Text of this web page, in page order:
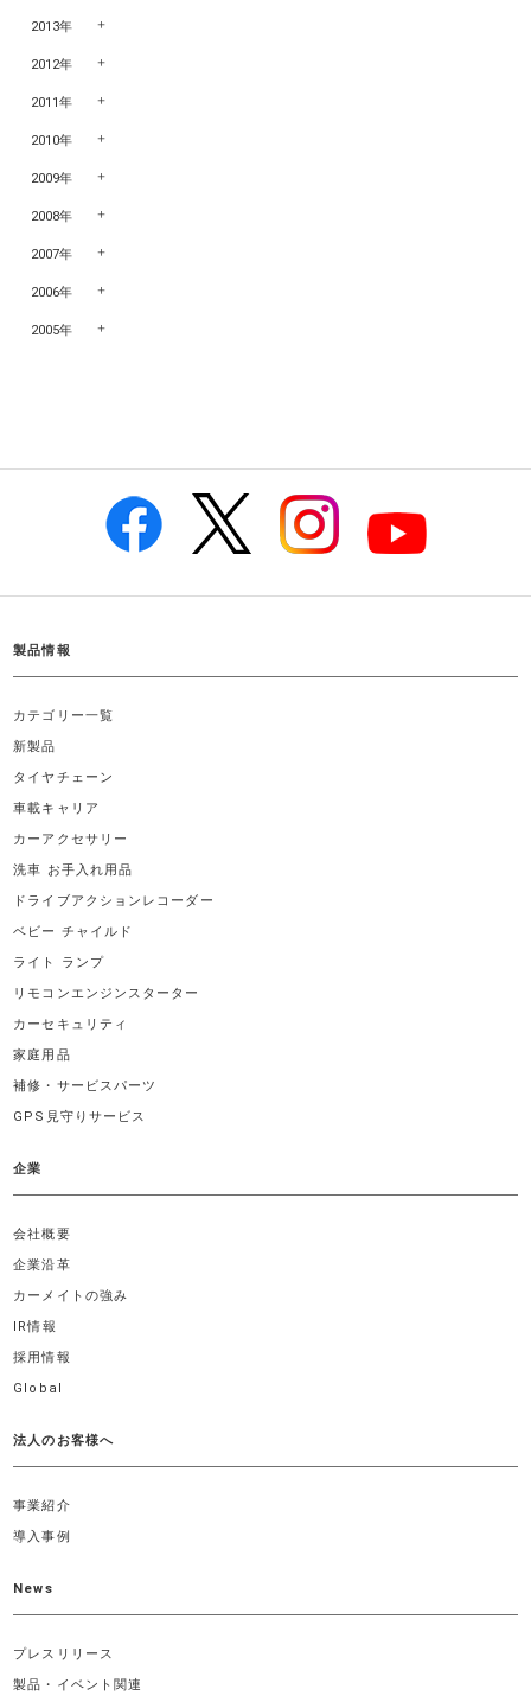
2013年
2012年
2011年
2010年
2009年
2008年
2007年
2006年
2005年
製品情報
カテゴリー一覧
新製品
タイヤチェーン
車載キャリア
カーアクセサリー
洗車 お手入れ用品
ドライブアクションレコーダー
ベビー チャイルド
ライト ランプ
リモコンエンジンスターター
カーセキュリティ
家庭用品
補修・サービスパーツ
GPS見守りサービス
企業
会社概要
企業沿革
カーメイトの強み
IR情報
採用情報
Global
法人のお客様へ
事業紹介
導入事例
News
プレスリリース
製品・イベント関連